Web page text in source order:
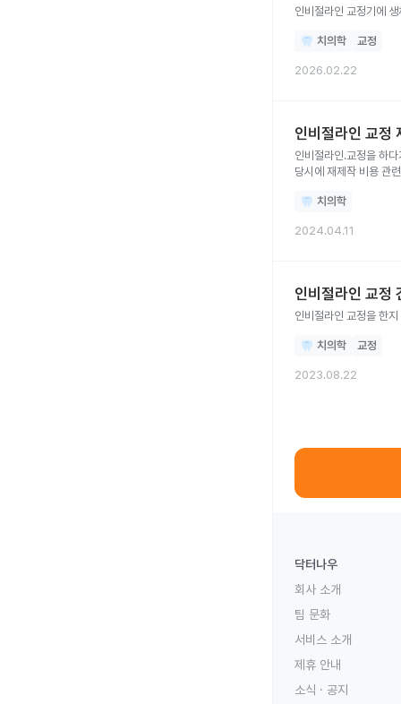
인비절라인 교정기에
치의학 교정
2026.02.22
인비절라인 교정
인비절라인.교정을 하
당시에 재제작 비용 관
치의학
2024.04.11
인비절라인 교정
인비절라인 교정을 한
치의학 교정
2023.08.22
닥터나우
회사 소개
팀 문화
서비스 소개
제휴 안내
소식 · 공지